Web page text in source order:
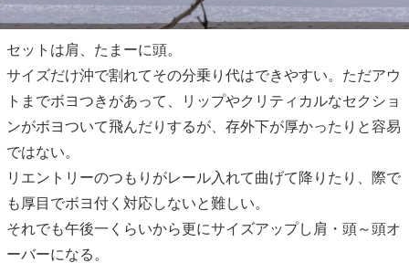
セットは肩、たまーに頭。
サイズだけ沖で割れてその分乗り代はできやすい。ただアウ
トまでボヨつきがあって、リップやクリティカルなセクショ
ンがボヨついて飛んだりするが、存外下が厚かったりと容易
ではない。
リエントリーのつもりがレール入れて曲げて降りたり、際で
も厚目でボヨ付く対応しないと難しい。
それでも午後一くらいから更にサイズアップし肩・頭～頭オ
ーバーになる。